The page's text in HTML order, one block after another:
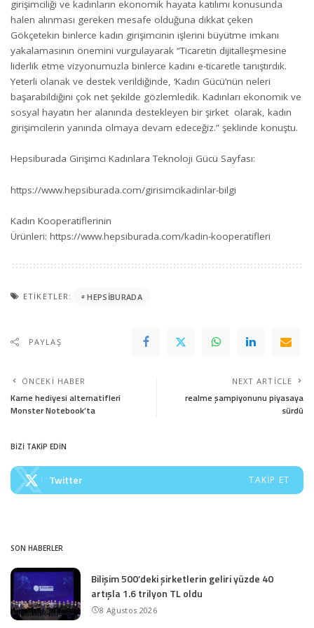
girişimciliği ve kadınların ekonomik hayata katılımı konusunda
halen alınması gereken mesafe olduğuna dikkat çeken
Gökçetekin binlerce kadın girişimcinin işlerini büyütme imkanı
yakalamasının önemini vurgulayarak “Ticaretin dijitalleşmesine
liderlik etme vizyonumuzla binlerce kadını e-ticaretle tanıştırdık.
Yeterli olanak ve destek verildiğinde, ‘Kadın Gücü’nün neleri
başarabildiğini çok net şekilde gözlemledik. Kadınları ekonomik ve
sosyal hayatın her alanında destekleyen bir şirket olarak, kadın
girişimcilerin yanında olmaya devam edeceğiz.” şeklinde konuştu.
Hepsiburada Girişimci Kadınlara Teknoloji Gücü Sayfası:
https://www.hepsiburada.com/girisimcikadinlar-bilgi
Kadın Kooperatiflerinin
Ürünleri: https://www.hepsiburada.com/kadin-kooperatifleri
ETIKETLER: HEPSIBURADA
PAYLAŞ
ÖNCEKI HABER
Karne hediyesi alternatifleri
Monster Notebook’ta
NEXT ARTICLE
realme şampiyonunu piyasaya
sürdü
BİZİ TAKİP EDİN
Twitter TAKIP ET
SON HABERLER
Bilişim 500’deki şirketlerin geliri yüzde 40
artışla 1.6 trilyon TL oldu
8 Ağustos 2026